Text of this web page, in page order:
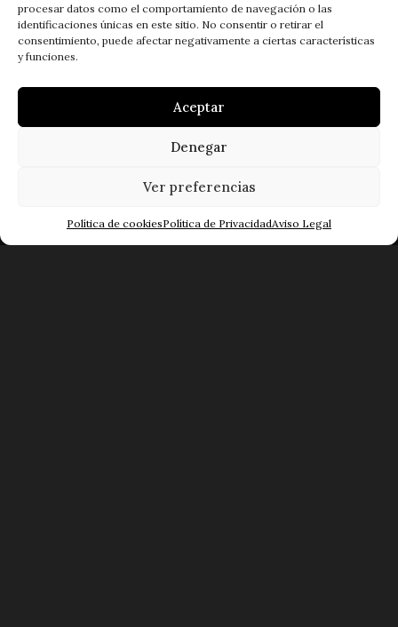
procesar datos como el comportamiento de navegación o las
identificaciones únicas en este sitio. No consentir o retirar el
consentimiento, puede afectar negativamente a ciertas características
y funciones.
Aceptar
Denegar
Ver preferencias
Política de cookiesPolítica de PrivacidadAviso Legal
C/ Lazarillo de Tormes, 54-70
Teléfono: 923 28 21 15